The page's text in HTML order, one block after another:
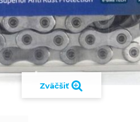
Zväčšiť